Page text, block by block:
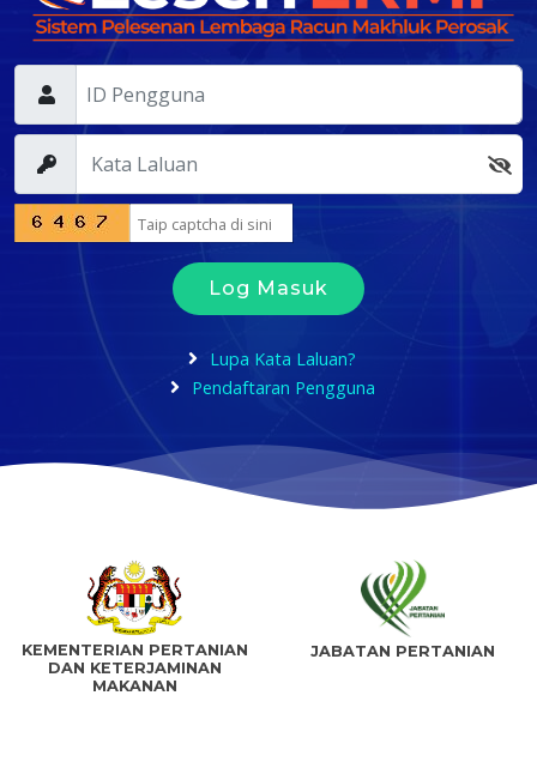
Log Masuk
Lupa Kata Laluan?
Pendaftaran Pengguna
KEMENTERIAN PERTANIAN
DAN KETERJAMINAN
MAKANAN
JABATAN PERTANIAN